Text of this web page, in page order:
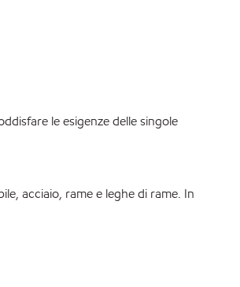
le esigenze delle singole
acciaio, rame e leghe di rame. In